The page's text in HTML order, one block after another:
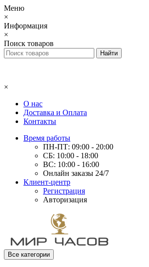
Меню
×
Информация
×
Поиск товаров
×
О нас
Доставка и Оплата
Контакты
Время работы
ПН-ПТ: 09:00 - 20:00
СБ: 10:00 - 18:00
ВС: 10:00 - 16:00
Онлайн заказы 24/7
Клиент-центр
Регистрация
Авторизация
Все категории